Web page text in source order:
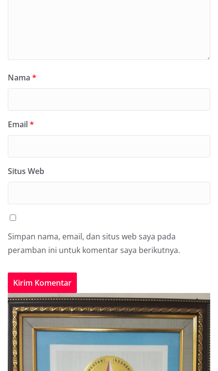
Nama *
Email*
Situs Web
Simpan nama, email, dan situs web saya pada
peramban ini untuk komentar saya berikutnya.